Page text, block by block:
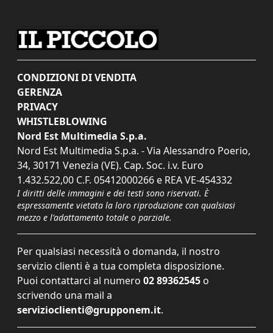
CONDIZIONI DI VENDITA
GERENZA
PRIVACY
WHISTLEBLOWING
Nord Est Multimedia S.p.a.
Nord Est Multimedia S.p.a. - Via Alessandro Poerio,
34, 30171 Venezia (VE). Cap. Soc. i.v. Euro
1.432.522,00 C.F. 05412000266 e REA VE-454332
I diritti delle immagini e dei testi sono riservati. È
espressamente vietata la loro riproduzione con qualsiasi
mezzo e l'adattamento totale o parziale.
Per qualsiasi necessità o domanda, il nostro
servizio clienti è a tua completa disposizione.
Puoi contattarci al numero 02 89362545 o
scrivendo una mail a
servizioclienti@grupponem.it.